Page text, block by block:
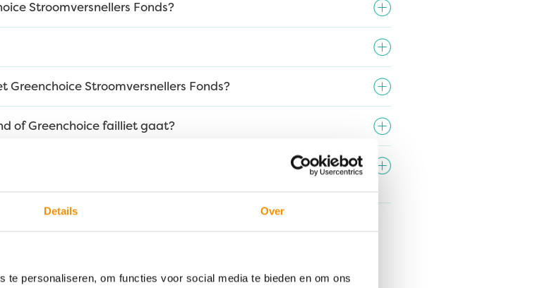
Details Over
te personaliseren, om functies voor social media te bieden en om ons
Stroomversnellers Fonds?
Stroomversnellers Fonds?
of Greenchoice failliet gaat?
beleg in het fonds? En kan ik ook beleggen zonder klant van